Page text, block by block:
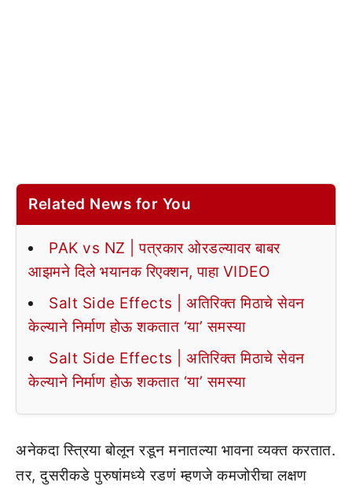
Related News for You
PAK vs NZ | पत्रकार ओरडल्यावर बाबर
आझमने दिले भयानक रिएक्शन, पाहा VIDEO
Salt Side Effects | अतिरिक्त मिठाचे सेवन
केल्याने निर्माण होऊ शकतात ‘या’ समस्या
Salt Side Effects | अतिरिक्त मिठाचे सेवन
केल्याने निर्माण होऊ शकतात ‘या’ समस्या
अनेकदा स्त्रिया बोलून रडून मनातल्या भावना व्यक्त करतात.
तर, दुसरीकडे पुरुषांमध्ये रडणं म्हणजे कमजोरीचा लक्षण